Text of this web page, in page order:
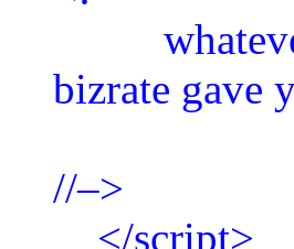
whatever
bizrate gave
//–>
</script>